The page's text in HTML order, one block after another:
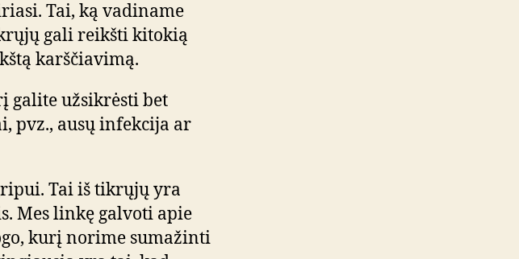
Tai, ką vadiname
gali reikšti kitokią
karščiavimą.
galite užsikrėsti bet
pvz., ausų infekcija ar
Tai iš tikrųjų yra
Mes linkę galvoti apie
kurį norime sumažinti